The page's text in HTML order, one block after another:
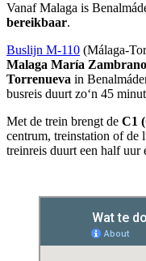
Vanaf Malaga is
bereikbaar.
Buslijn M-110 (Málaga-
Malaga María Zambrano
Torrenueva in
busreis duurt zo‘n 45
Met de trein brengt de C1
centrum, treinstation of de
treinreis duurt een half uur